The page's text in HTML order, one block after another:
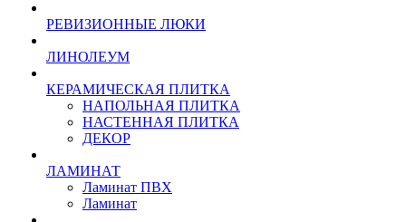
РЕВИЗИОННЫЕ ЛЮКИ
ЛИНОЛЕУМ
КЕРАМИЧЕСКАЯ ПЛИТКА
НАПОЛЬНАЯ ПЛИТКА
НАСТЕННАЯ ПЛИТКА
ДЕКОР
ЛАМИНАТ
Ламинат ПВХ
Ламинат